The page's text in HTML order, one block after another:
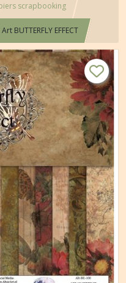
scrapbooking
BUTTERFLY EFFECT